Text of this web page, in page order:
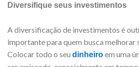
Diversifique seus investimentos
A diversificação de investimentos é
importante para quem busca melhorar
Colocar todo o seu dinheiroem uma